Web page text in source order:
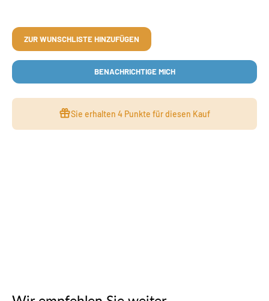
ZUR WUNSCHLISTE HINZUFÜGEN
BENACHRICHTIGE MICH
Sie erhalten 4 Punkte für diesen Kauf